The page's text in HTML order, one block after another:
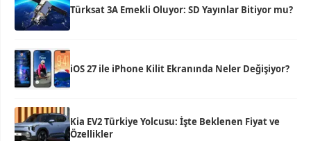
Türksat 3A Emekli Oluyor: SD Yayınlar Bitiyor mu?
iOS 27 ile iPhone Kilit Ekranında Neler Değişiyor?
Kia EV2 Türkiye Yolcusu: İşte Beklenen Fiyat ve
Özellikler